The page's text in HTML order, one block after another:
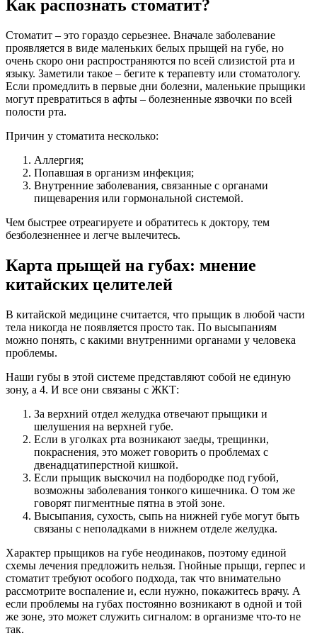
Как распознать стоматит?
Стоматит – это гораздо серьезнее. Вначале заболевание
проявляется в виде маленьких белых прыщей на губе, но
очень скоро они распространяются по всей слизистой рта и
языку. Заметили такое – бегите к терапевту или стоматологу.
Если промедлить в первые дни болезни, маленькие прыщики
могут превратиться в афты – болезненные язвочки по всей
полости рта.
Причин у стоматита несколько:
Аллергия;
Попавшая в организм инфекция;
Внутренние заболевания, связанные с органами
пищеварения или гормональной системой.
Чем быстрее отреагируете и обратитесь к доктору, тем
безболезненнее и легче вылечитесь.
Карта прыщей на губах: мнение
китайских целителей
В китайской медицине считается, что прыщик в любой части
тела никогда не появляется просто так. По высыпаниям
можно понять, с какими внутренними органами у человека
проблемы.
Наши губы в этой системе представляют собой не единую
зону, а 4. И все они связаны с ЖКТ:
За верхний отдел желудка отвечают прыщики и
шелушения на верхней губе.
Если в уголках рта возникают заеды, трещинки,
покраснения, это может говорить о проблемах с
двенадцатиперстной кишкой.
Если прыщик выскочил на подбородке под губой,
возможны заболевания тонкого кишечника. О том же
говорят пигментные пятна в этой зоне.
Высыпания, сухость, сыпь на нижней губе могут быть
связаны с неполадками в нижнем отделе желудка.
Характер прыщиков на губе неодинаков, поэтому единой
схемы лечения предложить нельзя. Гнойные прыщи, герпес и
стоматит требуют особого подхода, так что внимательно
рассмотрите воспаление и, если нужно, покажитесь врачу. А
если проблемы на губах постоянно возникают в одной и той
же зоне, это может служить сигналом: в организме что-то не
так.